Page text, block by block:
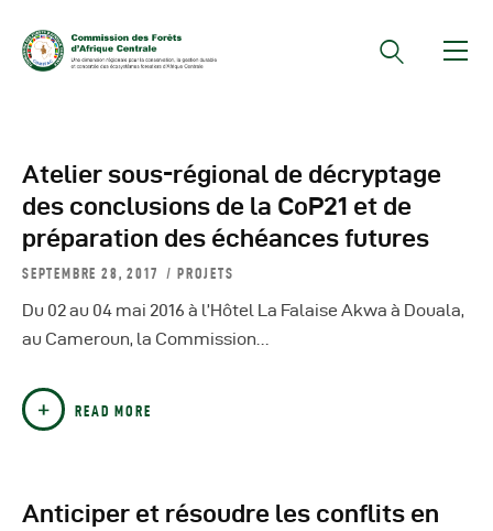
Documents Officiels
Conseils Des Ministres
Comptes Rendus De
Rapports
COMIFAC Newsletter
Autres Publications
Atelier sous-régional de décryptage
des conclusions de la CoP21 et de
préparation des échéances futures
SEPTEMBRE 28, 2017 PROJETS
Du 02 au 04 mai 2016 à l’Hôtel La Falaise Akwa à Douala,
au Cameroun, la Commission…
READ MORE
Anticiper et résoudre les conflits en